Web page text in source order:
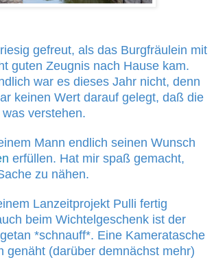
gefreut, als das Burgfräulein mit
guten Zeugnis nach Hause kam.
war es dieses Jahr nicht, denn
keinen Wert darauf gelegt, daß die
verstehen.
Mann endlich seinen Wunsch
erfüllen. Hat mir spaß gemacht,
zu nähen.
Lanzeitprojekt Pulli fertig
beim Wichtelgeschenk ist der
*schnauff*. Eine Kameratasche
genäht (darüber demnächst mehr)